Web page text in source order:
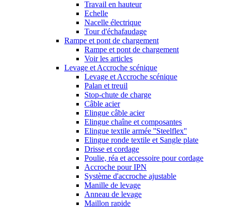
Travail en hauteur
Echelle
Nacelle électrique
Tour d'échafaudage
Rampe et pont de chargement
Rampe et pont de chargement
Voir les articles
Levage et Accroche scénique
Levage et Accroche scénique
Palan et treuil
Stop-chute de charge
Câble acier
Elingue câble acier
Elingue chaîne et composantes
Elingue textile armée ''Steelflex''
Elingue ronde textile et Sangle plate
Drisse et cordage
Poulie, réa et accessoire pour cordage
Accroche pour IPN
Système d'accroche ajustable
Manille de levage
Anneau de levage
Maillon rapide